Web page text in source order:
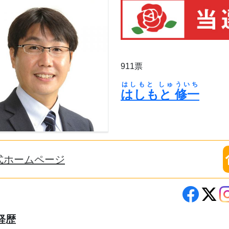
911票
はしもと 修一
はしもと しゅういち
ホームページ
歴